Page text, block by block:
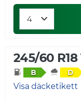
245/60 R18
B D
Visa däcketikett